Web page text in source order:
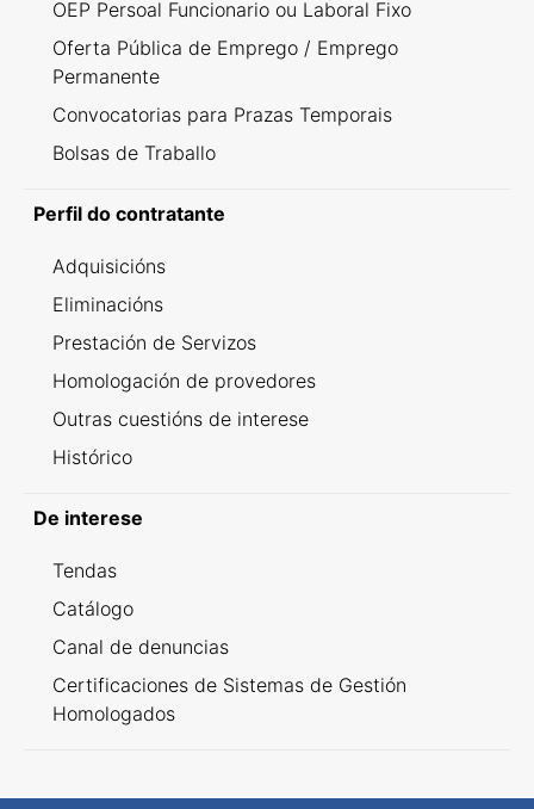
OEP Persoal Funcionario ou Laboral Fixo
Oferta Pública de Emprego / Emprego
Permanente
Convocatorias para Prazas Temporais
Bolsas de Traballo
Perfil do contratante
Adquisicións
Eliminacións
Prestación de Servizos
Homologación de provedores
Outras cuestións de interese
Histórico
De interese
Tendas
Catálogo
Canal de denuncias
Certificaciones de Sistemas de Gestión
Homologados